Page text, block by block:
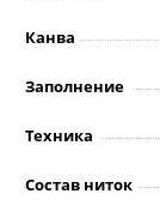
Канва
Заполнение
Техника
Состав ниток